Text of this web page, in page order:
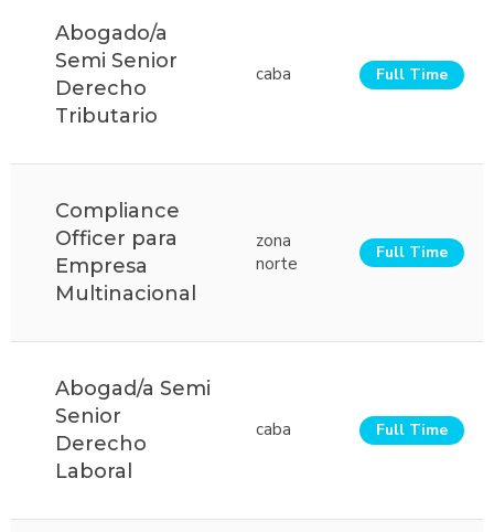
Abogado/a
Semi Senior
Derecho
Tributario
caba Full Time
Compliance
Officer para
Empresa
Multinacional
zona
norte
Full Time
Abogad/a Semi
Senior
Derecho
Laboral
caba Full Time